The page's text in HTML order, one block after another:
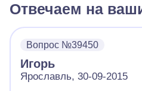
Отвечаем на
Вопрос №39450
Игорь
Ярославль, 30-09-2015